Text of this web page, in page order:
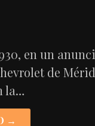
en un
de
la…
→